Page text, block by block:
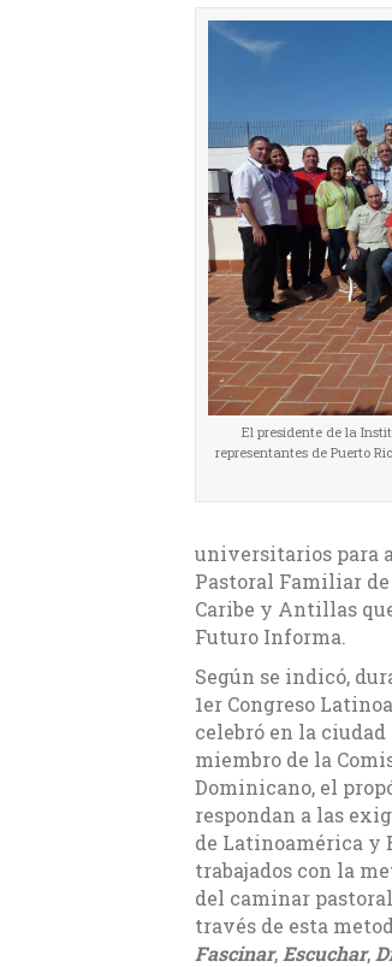
El presidente de la
representantes de Puerto
universitarios para
Pastoral Familiar
Caribe y Antillas
Futuro Informa.
Según se indicó,
1er Congreso
celebró en la
miembro de la
Dominicano, el
respondan a las
de Latinoamérica y
trabajados con la
del caminar
través de esta
Fascinar, Escuchar,